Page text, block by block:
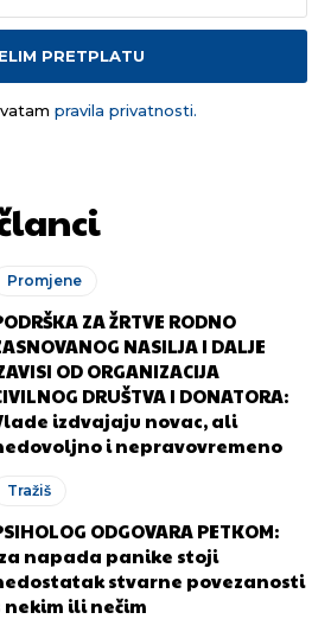
PRETPLATU
pravila privatnosti.
Promjene
ZA ŽRTVE RODNO
NASILJA I DALJE
OD ORGANIZACIJA
DRUŠTVA I DONATORA:
izdvajaju novac, ali
i nepravovremeno
Tražiš
ODGOVARA PETKOM:
napada panike stoji
stvarne povezanosti
nekim ili nečim